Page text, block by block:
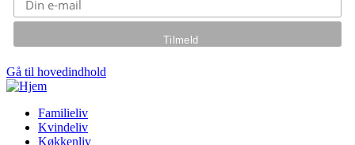
Gå til hovedindhold
Familieliv
Kvindeliv
Køkkenliv